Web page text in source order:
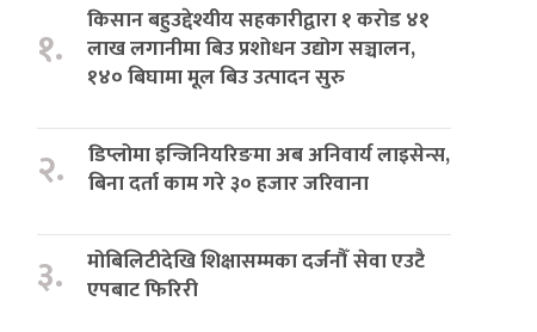
१.
किसान बहुउद्देश्यीय सहकारीद्वारा १ करोड ४१
लाख लगानीमा बिउ प्रशोधन उद्योग सञ्चालन,
१४० बिघामा मूल बिउ उत्पादन सुरु
२.
डिप्लोमा इन्जिनियरिङमा अब अनिवार्य लाइसेन्स,
बिना दर्ता काम गरे ३० हजार जरिवाना
३.
मोबिलिटीदेखि शिक्षासम्मका दर्जनौँ सेवा एउटै
एपबाट फिरिरी